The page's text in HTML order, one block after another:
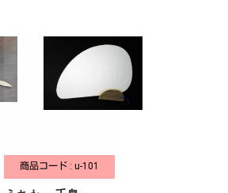
商品コード : u-101